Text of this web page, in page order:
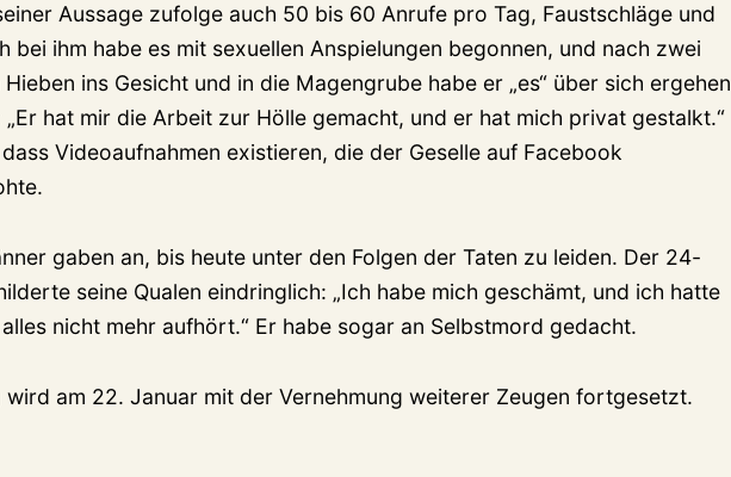
Aussage zufolge auch 50 bis 60 Anrufe pro Tag, Faustschläge und
bei ihm habe es mit sexuellen Anspielungen begonnen, und nach zwei
ins Gesicht und in die Magengrube habe er „es“ über sich ergehen
„Er hat mir die Arbeit zur Hölle gemacht, und er hat mich privat gestalkt.“
Videoaufnahmen existieren, die der Geselle auf Facebook
gaben an, bis heute unter den Folgen der Taten zu leiden. Der 24-
seine Qualen eindringlich: „Ich habe mich geschämt, und ich hatte
nicht mehr aufhört.“ Er habe sogar an Selbstmord gedacht.
wird am 22. Januar mit der Vernehmung weiterer Zeugen fortgesetzt.